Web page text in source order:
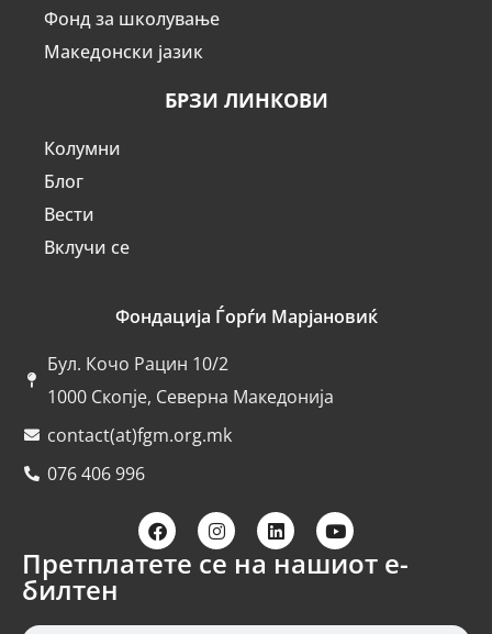
Фонд за школување
Македонски јазик
БРЗИ ЛИНКОВИ
Колумни
Блог
Вести
Вклучи се
Фондација Ѓорѓи Марјановиќ
Бул. Кочо Рацин 10/2
1000 Скопје, Северна Македонија
contact(at)fgm.org.mk
076 406 996
Претплатете се на нашиот е-
билтен